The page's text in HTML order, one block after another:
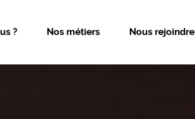
? Nos métiers Nous rejoindre